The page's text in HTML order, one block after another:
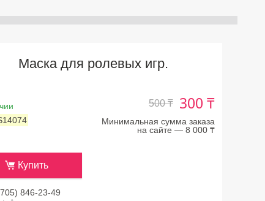
Маска для ролевых игр.
500 ₸ 300 ₸
Минимальная сумма заказа
на сайте — 8 000 ₸
Купить
846-23-49